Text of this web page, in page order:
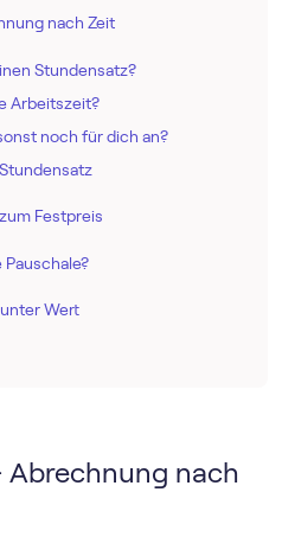
nach Zeit
Stundensatz?
Arbeitszeit?
noch für dich an?
Festpreis
Wert
Abrechnung nach